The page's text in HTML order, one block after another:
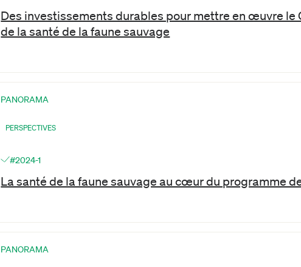
Des investissements durables pour mettre en œuvre le
de la santé de la faune sauvage
PANORAMA
PERSPECTIVES
#2024-1
La santé de la faune sauvage au cœur du programme
PANORAMA